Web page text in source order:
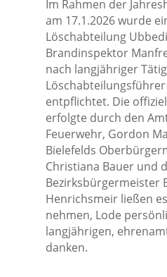
Im Rahmen der
am 17.1.2026 wurde
Löschabteilung
Brandinspektor
nach langjähriger
entpflichtet. Die
erfolgte durch den
Feuerwehr, Gordon
Bielefelds
Christiana Bauer und
Bezirksbürgermeister
Henrichsmeir ließen
nehmen, Lode
langjährigen,
danken.